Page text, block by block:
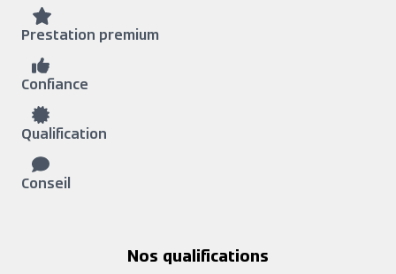
Prestation premium
Confiance
Qualification
Conseil
Nos qualifications